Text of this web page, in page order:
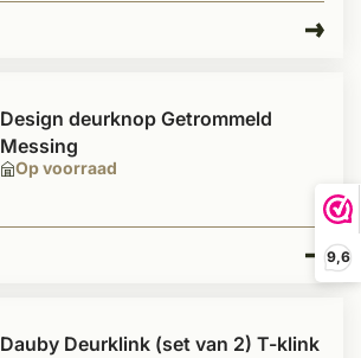
9,6
Op voorraad
Design deurknop Getrommeld
Messing
Dauby Deurklink (set van 2) T-klink